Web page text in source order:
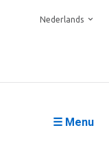
Nederlands
☰ Menu